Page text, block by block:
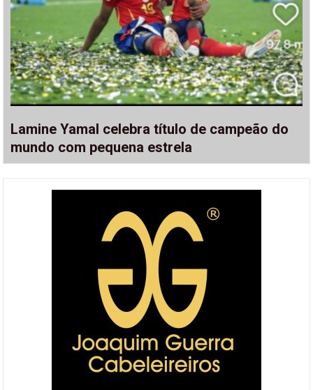
Lamine Yamal celebra título de campeão do
mundo com pequena estrela